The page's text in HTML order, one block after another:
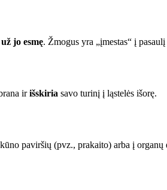
jo esmę. Žmogus yra „įmestas“ į
irišskiria savo turinį į ląstelės išorę.
paviršių (pvz., prakaito) arba į organų